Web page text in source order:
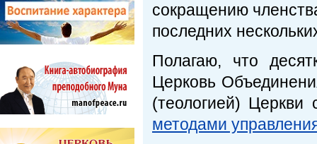
сокращению
последних
Полагаю, что
Церковь
(теологией)
методами